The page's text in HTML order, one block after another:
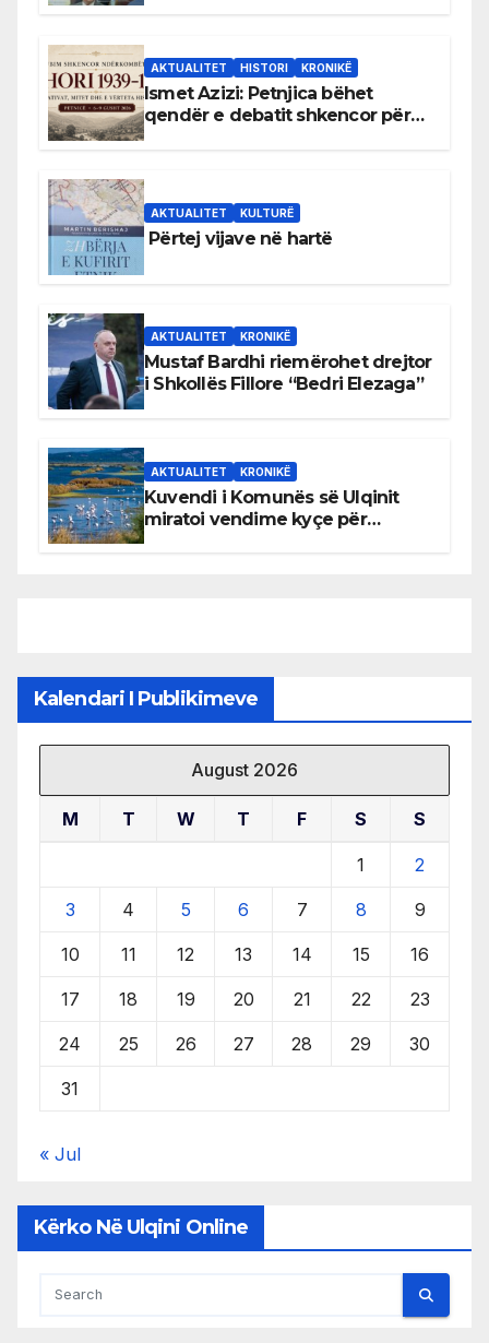
AKTUALITET HISTORI KRONIKË
Ismet Azizi: Petnjica bëhet
qendër e debatit shkencor për
AKTUALITET KULTURË
Përtej vijave në hartë
AKTUALITET KRONIKË
Mustaf Bardhi riemërohet drejtor
i Shkollës Fillore “Bedri Elezaga”
AKTUALITET KRONIKË
Kuvendi i Komunës së Ulqinit
miratoi vendime kyçe për
Kalendari I Publikimeve
August 2026
M T W T F S S
1 2
3 4 5 6 7 8 9
10 11 12 13 14 15 16
17 18 19 20 21 22 23
24 25 26 27 28 29 30
31
« Jul
Kërko Në Ulqini Online